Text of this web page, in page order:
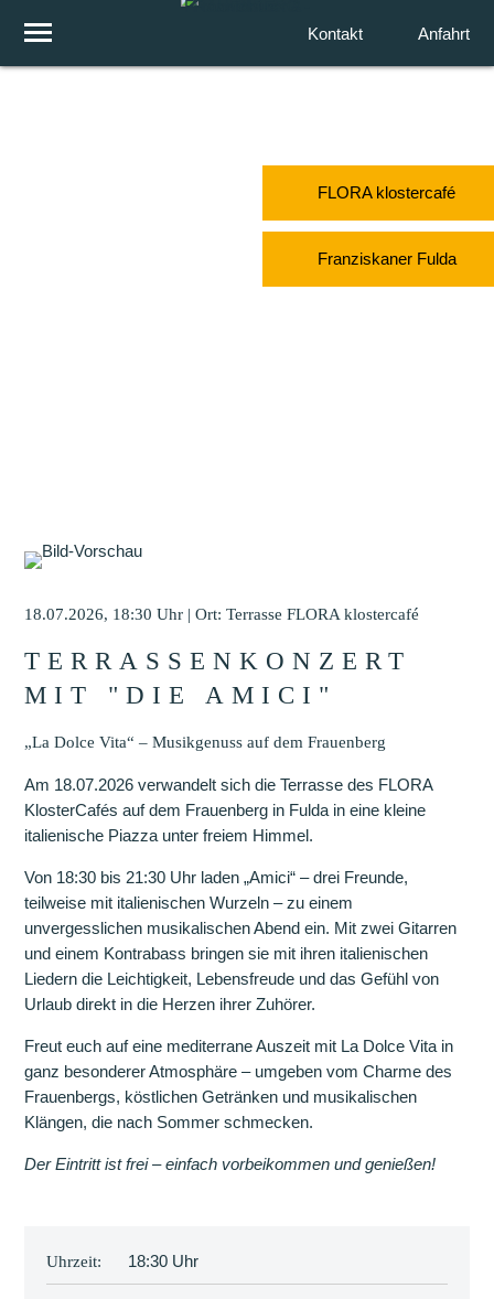
Kontakt Anfahrt
FLORA klostercafé
Franziskaner Fulda
18.07.2026, 18:30 Uhr | Ort: Terrasse FLORA klostercafé
TERRASSENKONZERT
MIT "DIE AMICI"
„La Dolce Vita“ – Musikgenuss auf dem Frauenberg
Am 18.07.2026 verwandelt sich die Terrasse des FLORA
KlosterCafés auf dem Frauenberg in Fulda in eine kleine
italienische Piazza unter freiem Himmel.
Von 18:30 bis 21:30 Uhr laden „Amici“ – drei Freunde,
teilweise mit italienischen Wurzeln – zu einem
unvergesslichen musikalischen Abend ein. Mit zwei Gitarren
und einem Kontrabass bringen sie mit ihren italienischen
Liedern die Leichtigkeit, Lebensfreude und das Gefühl von
Urlaub direkt in die Herzen ihrer Zuhörer.
Freut euch auf eine mediterrane Auszeit mit La Dolce Vita in
ganz besonderer Atmosphäre – umgeben vom Charme des
Frauenbergs, köstlichen Getränken und musikalischen
Klängen, die nach Sommer schmecken.
Der Eintritt ist frei – einfach vorbeikommen und genießen!
Uhrzeit: 18:30 Uhr